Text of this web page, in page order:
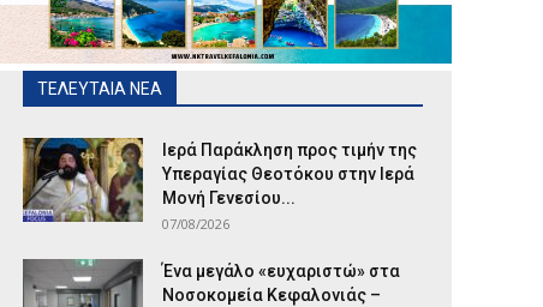
ΤΕΛΕΥΤΑΙΑ ΝΕΑ
Ιερά Παράκληση προς τιμήν της
Υπεραγίας Θεοτόκου στην Ιερά
Μονή Γενεσίου...
07/08/2026
Ένα μεγάλο «ευχαριστώ» στα
Νοσοκομεία Κεφαλονιάς –